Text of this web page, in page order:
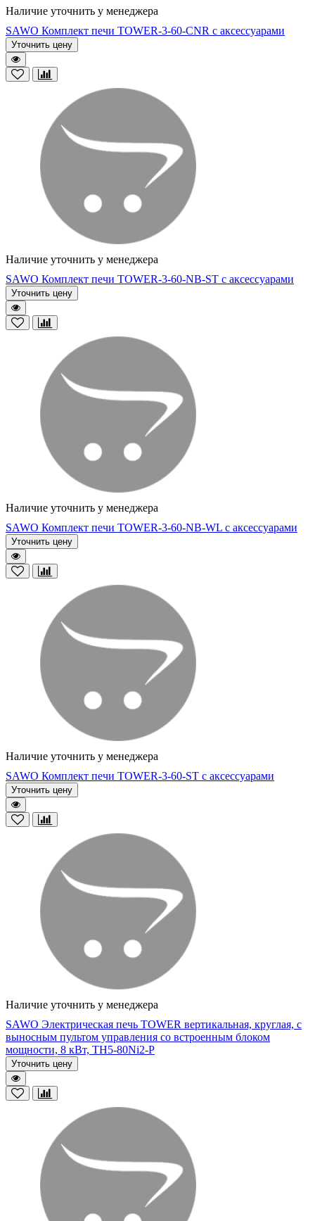
Наличие уточнить у менеджера
SAWO Комплект печи TOWER-3-60-CNR с аксессуарами
Уточнить цену
Наличие уточнить у менеджера
SAWO Комплект печи TOWER-3-60-NB-ST с аксессуарами
Уточнить цену
Наличие уточнить у менеджера
SAWO Комплект печи TOWER-3-60-NB-WL с аксессуарами
Уточнить цену
Наличие уточнить у менеджера
SAWO Комплект печи TOWER-3-60-ST с аксессуарами
Уточнить цену
Наличие уточнить у менеджера
SAWO Электрическая печь TOWER вертикальная, круглая, с
выносным пультом управления со встроенным блоком
мощности, 8 кВт, TH5-80Ni2-P
Уточнить цену